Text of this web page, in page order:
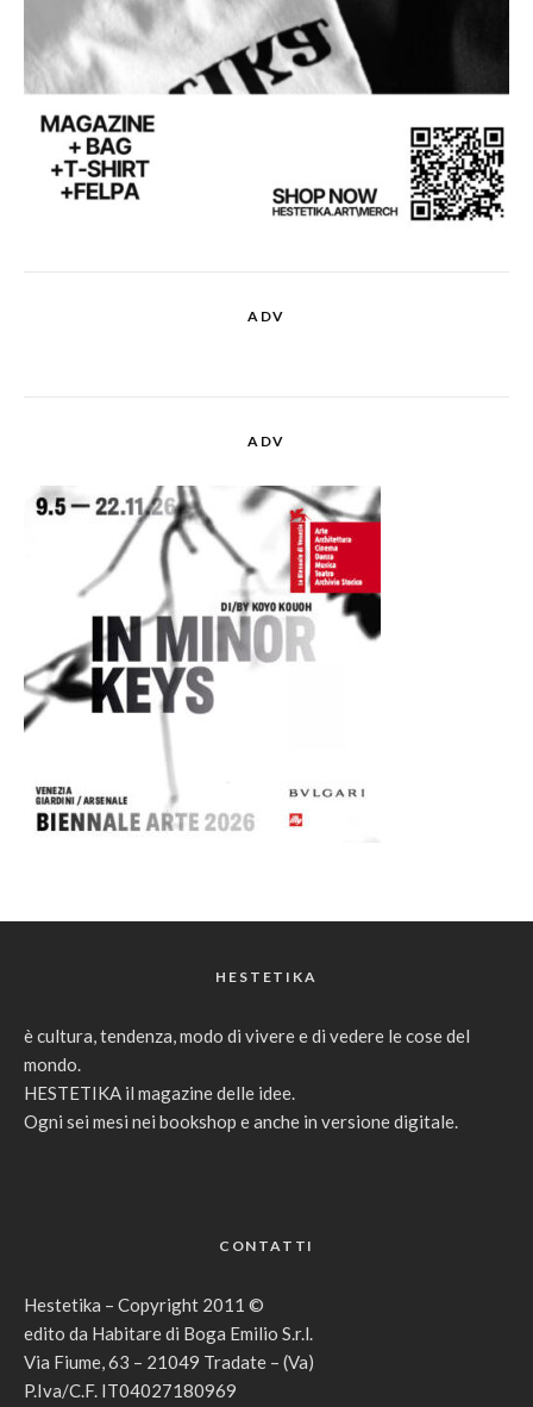
ADV
ADV
HESTETIKA
è cultura, tendenza, modo di vivere e di vedere le cose del
mondo.
HESTETIKA il magazine delle idee.
Ogni sei mesi nei bookshop e anche in versione digitale.
CONTATTI
Hestetika – Copyright 2011 ©
edito da Habitare di Boga Emilio S.r.l.
Via Fiume, 63 – 21049 Tradate – (Va)
P.Iva/C.F. IT04027180969